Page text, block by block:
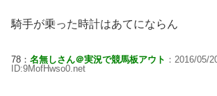
騎手が乗った時計はあてにならん
78： 名無しさん＠実況で競馬板アウト ：2016/05/
ID:9MofHwso0.net